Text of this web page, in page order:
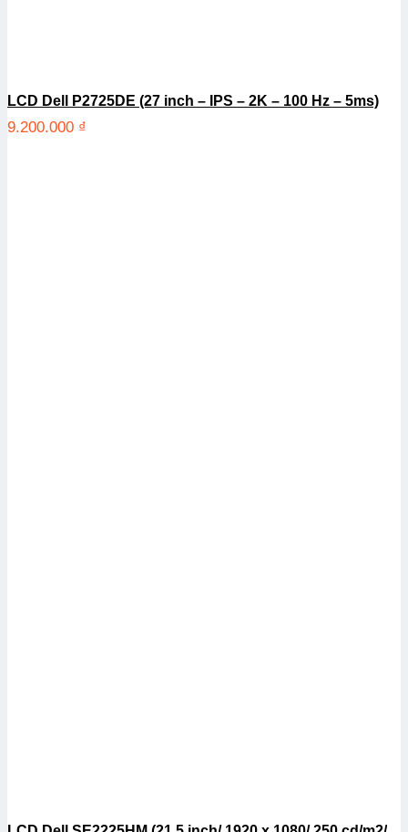
LCD Dell P2725DE (27 inch – IPS – 2K – 100 Hz – 5ms)
9.200.000 ₫